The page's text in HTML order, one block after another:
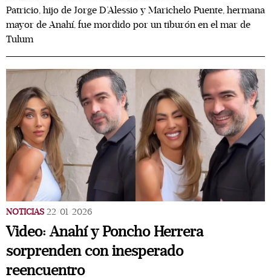
Patricio, hijo de Jorge D’Alessio y Marichelo Puente, hermana
mayor de Anahí, fue mordido por un tiburón en el mar de
Tulum
NOTICIAS 22/01/2026
Video: Anahí y Poncho Herrera
sorprenden con inesperado
reencuentro